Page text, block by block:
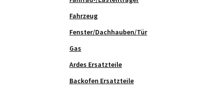
Fahrzeug
Fenster/Dachhauben/Tür
Gas
Ardes Ersatzteile
Backofen Ersatzteile